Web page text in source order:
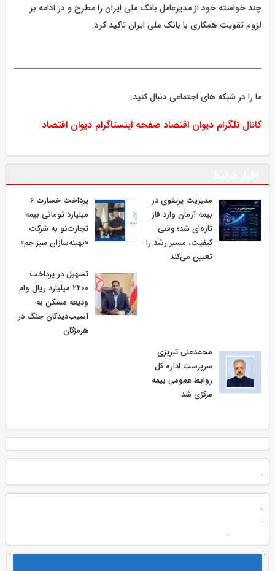
چند خواسته خود از مدیرعامل بانک ملی ایران را مطرح و در ادامه بر
لزوم تقویت همکاری با بانک ملی ایران تاکید کرد.
ما را در شبکه های اجتماعی دنبال کنید.
کانال تلگرام دیوان اقتصاد صفحه اینستاگرام دیوان اقتصاد
مدیریت پرتفوی در
بیمه آرمان وارد فاز
تازه‌ای شد؛ وقتی
کیفیت، مسیر رشد را
تعیین می‌کند
پرداخت خسارت ۶
میلیارد تومانی بیمه
تجارت‌نو به شرکت
«بهینه‌سازان سبز جم»
تسهیل در پرداخت
۲۲۰۰ میلیارد ریال وام
ودیعه مسکن به
آسیب‌دیدگان جنگ در
هرمزگان
محمدعلی تبریزی
سرپرست اداره كل
روابط عمومی بیمه
مركزی شد
.
.
.
.